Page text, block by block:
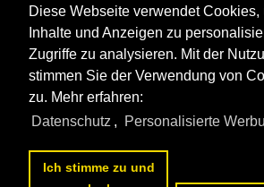
Diese Webseite verwendet Cookies,
Inhalte und Anzeigen zu
Zugriffe zu analysieren. Mit der
stimmen Sie der Verwendung von
zu. Mehr erfahren:
Datenschutz , Personalisierte
Ich stimme zu und